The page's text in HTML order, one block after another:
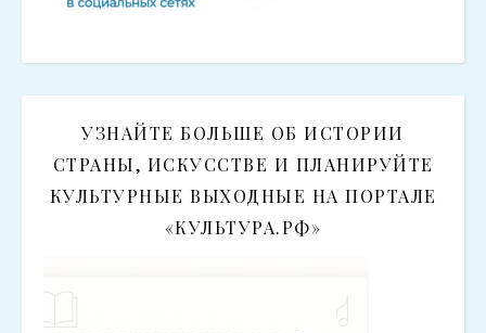
УЗНАЙТЕ БОЛЬШЕ ОБ ИСТОРИИ
СТРАНЫ, ИСКУССТВЕ И ПЛАНИРУЙТЕ
КУЛЬТУРНЫЕ ВЫХОДНЫЕ НА ПОРТАЛЕ
«КУЛЬТУРА.РФ»